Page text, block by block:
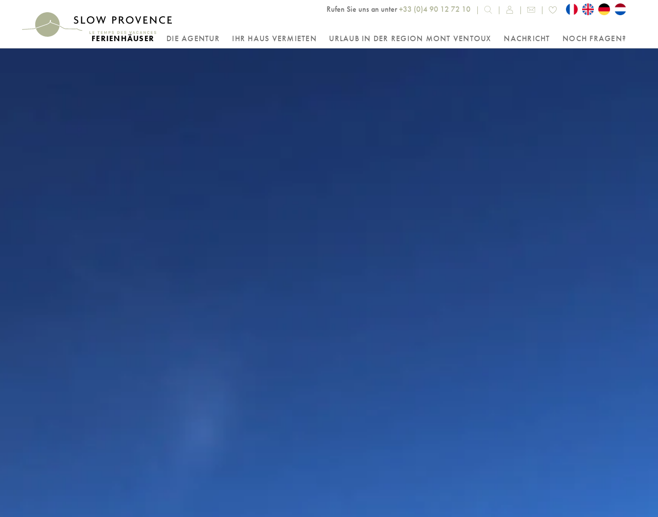
Rufen Sie uns an unter+33 (0)4 90 12 72 10
FERIENHÄUSER DIE AGENTUR IHR HAUS VERMIETEN URLAUB IN DER REGION MONT VENTOUX NACHRICHT NOCH FRAGEN?